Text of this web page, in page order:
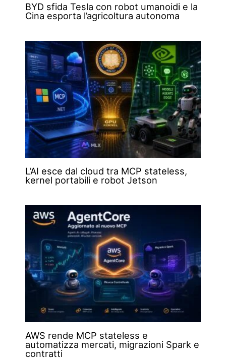
BYD sfida Tesla con robot umanoidi e la
Cina esporta l’agricoltura autonoma
L’AI esce dal cloud tra MCP stateless,
kernel portabili e robot Jetson
AWS rende MCP stateless e
automatizza mercati, migrazioni Spark e
contratti